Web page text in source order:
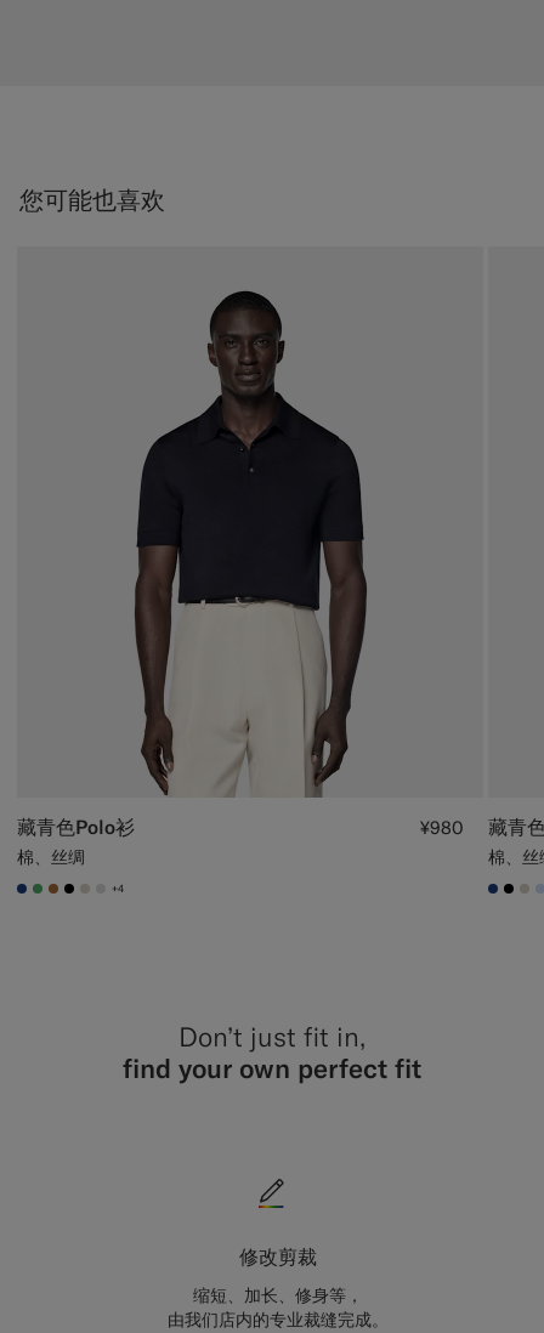
您可能也喜欢
藏青色Polo衫
棉、丝绸
¥980
#1C3D7A
#50AA6A
#A56C36
#000000
#D7D1C3
#D9DADA
+4
藏青
棉、丝
Don’t just fit in,
find your own perfect fit
修改剪裁
缩短、加长、修身等，
由我们店内的专业裁缝完成。